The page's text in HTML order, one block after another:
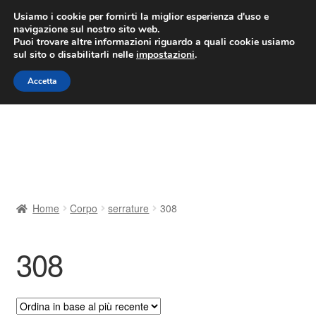
CONSEGNA da 7 EUR
Lun-Ven 9:00 - 16:00/800 580 290
Vai
alla
navigazione
Vai
al
contenuto
Contatto
Il mio account
Home Corpo serrature 308
308
Usiamo i cookie per fornirti la miglior esperienza d'uso e
navigazione sul nostro sito web.
Puoi trovare altre informazioni riguardo a quali cookie usiamo
sul sito o disabilitarli nelle impostazioni.
Accetta